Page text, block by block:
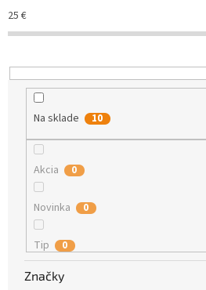
r
o
u
k
25 €
Na sklade 10
Akcia 0
Novinka 0
Tip 0
Značky